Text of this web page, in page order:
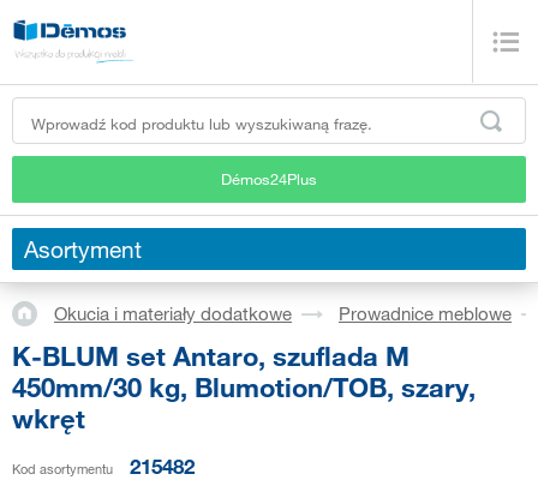
Démos24Plus
Asortyment
Okucia i materiały dodatkowe Prowadnice meblowe
K-BLUM set Antaro, szuflada M
450mm/30 kg, Blumotion/TOB, szary,
wkręt
Kod asortymentu 215482